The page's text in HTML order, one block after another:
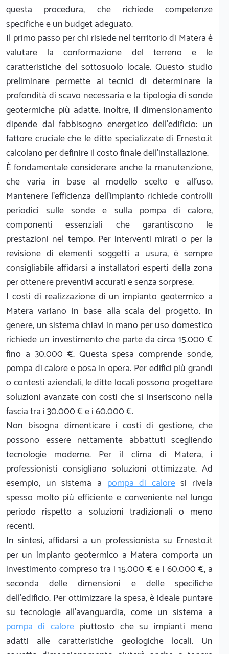
questa procedura, che richiede competenze
specifiche e un budget adeguato.
Il primo passo per chi risiede nel territorio di Matera è
valutare la conformazione del terreno e le
caratteristiche del sottosuolo locale. Questo studio
preliminare permette ai tecnici di determinare la
profondità di scavo necessaria e la tipologia di sonde
geotermiche più adatte. Inoltre, il dimensionamento
dipende dal fabbisogno energetico dell'edificio: un
fattore cruciale che le ditte specializzate di Ernesto.it
calcolano per definire il costo finale dell'installazione.
È fondamentale considerare anche la manutenzione,
che varia in base al modello scelto e all'uso.
Mantenere l'efficienza dell'impianto richiede controlli
periodici sulle sonde e sulla pompa di calore,
componenti essenziali che garantiscono le
prestazioni nel tempo. Per interventi mirati o per la
revisione di elementi soggetti a usura, è sempre
consigliabile affidarsi a installatori esperti della zona
per ottenere preventivi accurati e senza sorprese.
I costi di realizzazione di un impianto geotermico a
Matera variano in base alla scala del progetto. In
genere, un sistema chiavi in mano per uso domestico
richiede un investimento che parte da circa 15.000 €
fino a 30.000 €. Questa spesa comprende sonde,
pompa di calore e posa in opera. Per edifici più grandi
o contesti aziendali, le ditte locali possono progettare
soluzioni avanzate con costi che si inseriscono nella
fascia tra i 30.000 € e i 60.000 €.
Non bisogna dimenticare i costi di gestione, che
possono essere nettamente abbattuti scegliendo
tecnologie moderne. Per il clima di Matera, i
professionisti consigliano soluzioni ottimizzate. Ad
esempio, un sistema a pompa di caloresi rivela
spesso molto più efficiente e conveniente nel lungo
periodo rispetto a soluzioni tradizionali o meno
recenti.
In sintesi, affidarsi a un professionista su Ernesto.it
per un impianto geotermico a Matera comporta un
investimento compreso tra i 15.000 € e i 60.000 €, a
seconda delle dimensioni e delle specifiche
dell'edificio. Per ottimizzare la spesa, è ideale puntare
su tecnologie all'avanguardia, come un sistema a
pompa di calorepiuttosto che su impianti meno
adatti alle caratteristiche geologiche locali. Un